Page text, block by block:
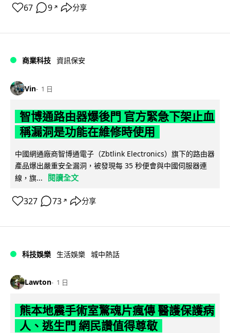
67 9 ↗ 分享
商業科技 資訊保安
Vin 1 日
智博通路由器爆後門 官方緊急下架止血
稱漏洞是功能在維修時使用
中國網通廠商智博通電子（Zbtlink Electronics）旗下的路由器
產品爆出嚴重安全漏洞，被發現每 35 秒便會與中國伺服器連
線，旗...
閱讀全文
327 73 ↗ 分享
科技娛樂 生活娛樂 城中熱話
Lawton 1 日
熊本地震手術室驚魂片瘋傳 醫護保護病
人、逃生門 網民讚值得尊敬